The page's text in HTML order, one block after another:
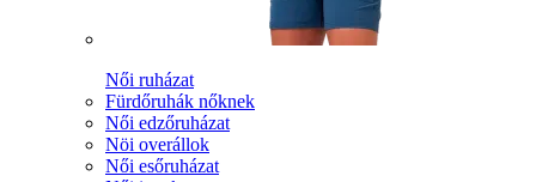
Női ruházat
Fürdőruhák nőknek
Női edzőruházat
Nöi overállok
Női esőruházat